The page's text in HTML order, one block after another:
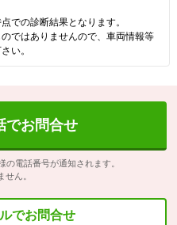
での診断結果となります。
ではありませんので、車両情報等
い。
でお問合せ
電話番号が通知されます。
せん。
でお問合せ